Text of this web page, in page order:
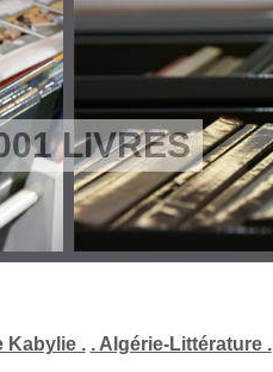
LIVRES
Kabylie . . Algérie-Littérature .